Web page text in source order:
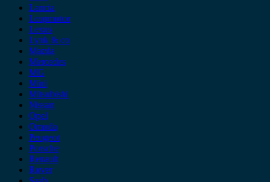
Lancia
Leapmotor
Lexus
Lynk & co
Mazda
Mercedes
MG
Mini
Mitsubishi
Nissan
Opel
Omoda
Peugeot
Porsche
Renault
Rover